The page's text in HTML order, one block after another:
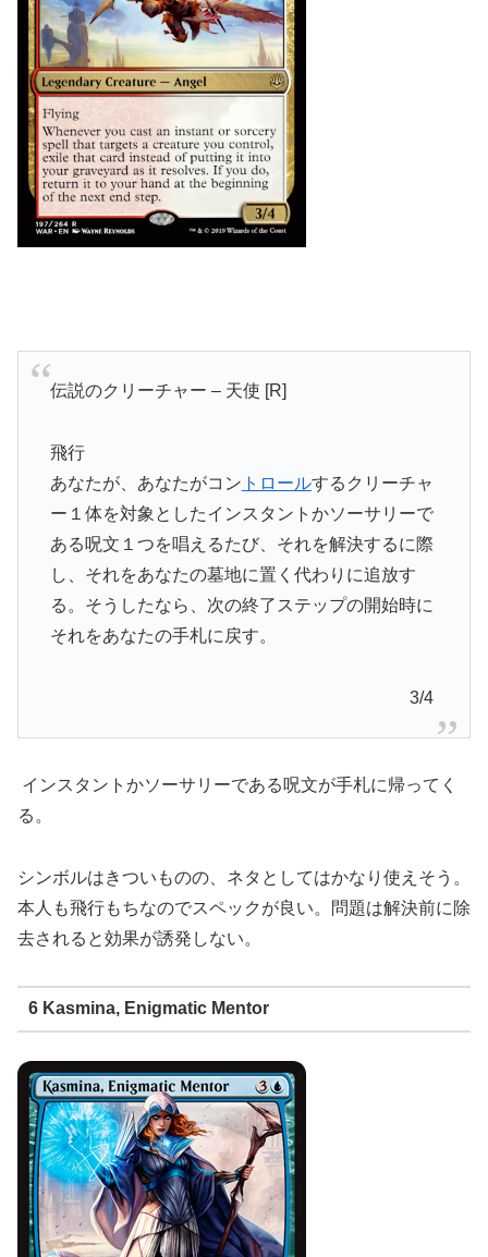
伝説のクリーチャー – 天使 [R]
飛行
あなたが、あなたがコン トロールするクリーチャ
ー１体を対象としたインスタントかソーサリーで
ある呪文１つを唱えるたび、それを解決するに際
し、それをあなたの墓地に置く代わりに追放す
る。そうしたなら、次の終了ステップの開始時に
それをあなたの手札に戻す。
3/4
インスタントかソーサリーである呪文が手札に帰ってく
る。
シンボルはきついものの、ネタとしてはかなり使えそう。
本人も飛行もちなのでスペックが良い。問題は解決前に除
去されると効果が誘発しない。
6 Kasmina, Enigmatic Mentor